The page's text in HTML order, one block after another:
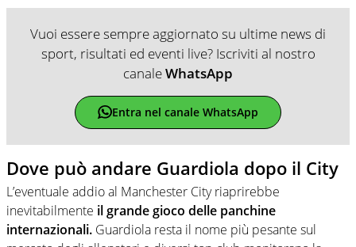
Vuoi essere sempre aggiornato su ultime news di
sport, risultati ed eventi live? Iscriviti al nostro
canaleWhatsApp
Entra nel canale WhatsApp
Dove può andare Guardiola dopo il City
L’eventuale addio al Manchester City riaprirebbe
inevitabilmente il grande gioco delle panchine
internazionali. Guardiola resta il nome più pesante sul